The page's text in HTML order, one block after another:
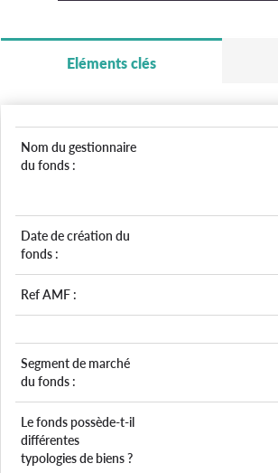
Eléments clés
Nom du gestionnaire
du fonds :
Date de création du
fonds :
Ref AMF :
Segment de marché
du fonds :
Le fonds possède-t-il
différentes
typologies de biens ?